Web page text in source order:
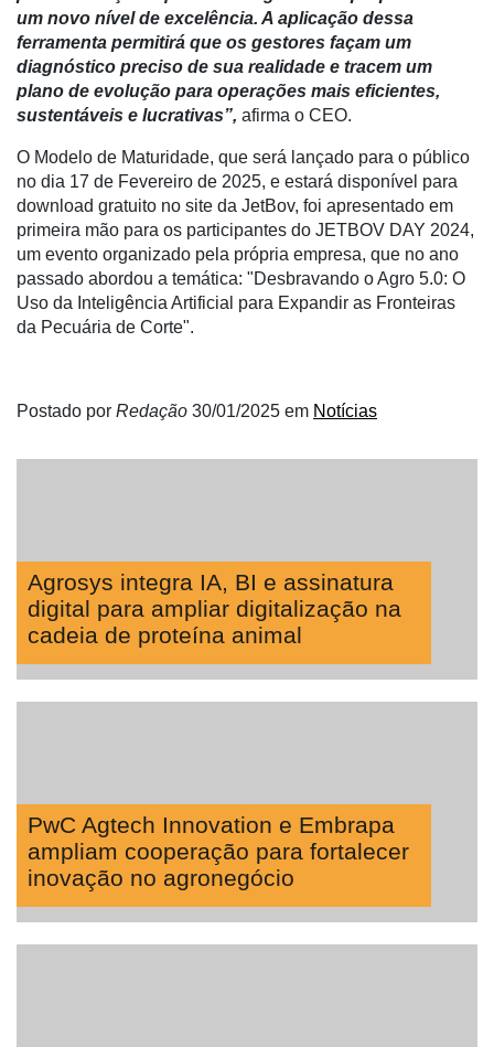
um novo nível de excelência. A aplicação dessa
ferramenta permitirá que os gestores façam um
diagnóstico preciso de sua realidade e tracem um
plano de evolução para operações mais eficientes,
sustentáveis e lucrativas”, afirma o CEO.
O Modelo de Maturidade, que será lançado para o público
no dia 17 de Fevereiro de 2025, e estará disponível para
download gratuito no site da JetBov, foi apresentado em
primeira mão para os participantes do JETBOV DAY 2024,
um evento organizado pela própria empresa, que no ano
passado abordou a temática: "Desbravando o Agro 5.0: O
Uso da Inteligência Artificial para Expandir as Fronteiras
da Pecuária de Corte".
Postado por Redação 30/01/2025 em Notícias
Agrosys integra IA, BI e assinatura
digital para ampliar digitalização na
cadeia de proteína animal
PwC Agtech Innovation e Embrapa
ampliam cooperação para fortalecer
inovação no agronegócio